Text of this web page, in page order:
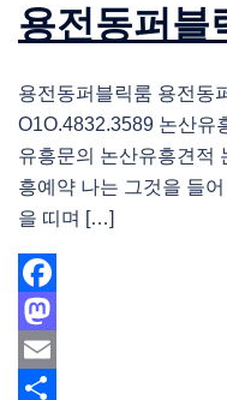
용전동퍼블
용전동퍼블릭룸 용전동
O1O.4832.3589 논산유
유흥문의 논산유흥견적
흥예약 나는 그것을 들
을 띠며 […]
Facebook
Mastodon
Email